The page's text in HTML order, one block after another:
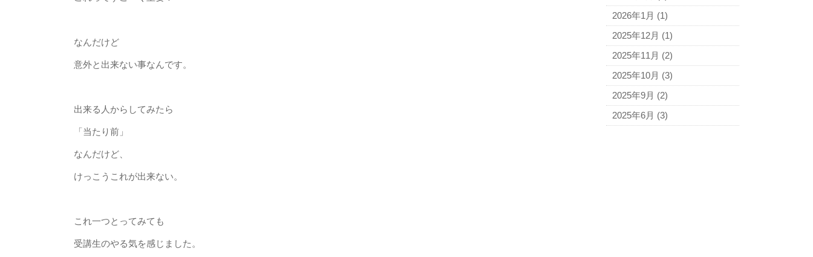
なんだけど
意外と出来ない事なんです。
出来る人からしてみたら
「当たり前」
なんだけど、
けっこうこれが出来ない。
これ一つとってみても
受講生のやる気を感じました。
2026年1月 (1)
2025年12月 (1)
2025年11月 (2)
2025年10月 (3)
2025年9月 (2)
2025年6月 (3)